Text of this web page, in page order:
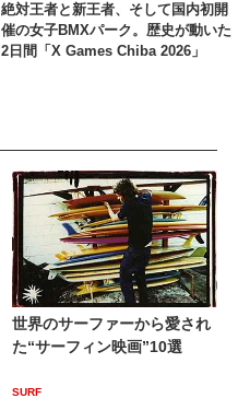
絶対王者と新王者、そして国内初開
催の女子BMXパーク。歴史が動いた
2日間「X Games Chiba 2026」
世界のサーファーから愛され
た“サーフィン映画”10選
SURF